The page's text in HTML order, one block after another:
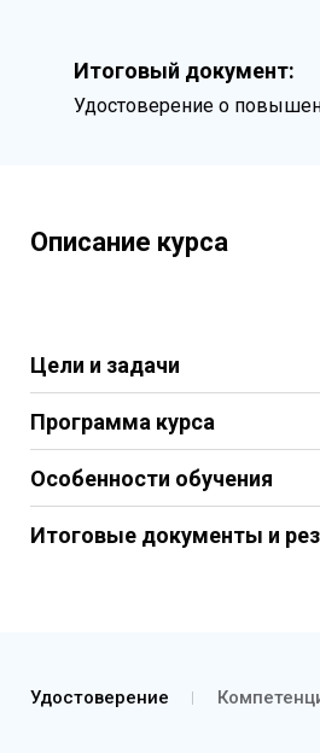
Итоговый документ:
Удостоверение о
Описание курса
Цели и задачи
Программа курса
Особенности обучения
Итоговые документы и
Удостоверение